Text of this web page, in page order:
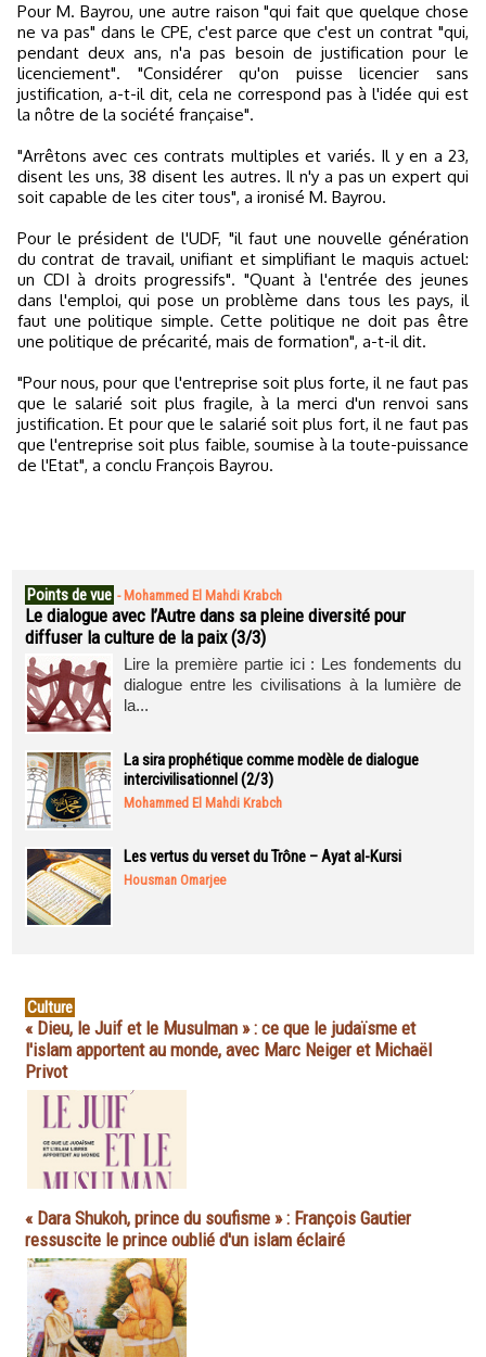
Pour M. Bayrou, une autre raison "qui fait que quelque chose
ne va pas" dans le CPE, c'est parce que c'est un contrat "qui,
pendant deux ans, n'a pas besoin de justification pour le
licenciement". "Considérer qu'on puisse licencier sans
justification, a-t-il dit, cela ne correspond pas à l'idée qui est
la nôtre de la société française".
"Arrêtons avec ces contrats multiples et variés. Il y en a 23,
disent les uns, 38 disent les autres. Il n'y a pas un expert qui
soit capable de les citer tous", a ironisé M. Bayrou.
Pour le président de l'UDF, "il faut une nouvelle génération
du contrat de travail, unifiant et simplifiant le maquis actuel:
un CDI à droits progressifs". "Quant à l'entrée des jeunes
dans l'emploi, qui pose un problème dans tous les pays, il
faut une politique simple. Cette politique ne doit pas être
une politique de précarité, mais de formation", a-t-il dit.
"Pour nous, pour que l'entreprise soit plus forte, il ne faut pas
que le salarié soit plus fragile, à la merci d'un renvoi sans
justification. Et pour que le salarié soit plus fort, il ne faut pas
que l'entreprise soit plus faible, soumise à la toute-puissance
de l'Etat", a conclu François Bayrou.
Points de vue - Mohammed El Mahdi Krabch
Le dialogue avec l’Autre dans sa pleine diversité pour
diffuser la culture de la paix (3/3)
Lire la première partie ici : Les fondements du
dialogue entre les civilisations à la lumière de
la...
La sira prophétique comme modèle de dialogue
intercivilisationnel (2/3)
Mohammed El Mahdi Krabch
Les vertus du verset du Trône – Ayat al-Kursi
Housman Omarjee
Culture
« Dieu, le Juif et le Musulman » : ce que le judaïsme et
l'islam apportent au monde, avec Marc Neiger et Michaël
Privot
« Dara Shukoh, prince du soufisme » : François Gautier
ressuscite le prince oublié d'un islam éclairé